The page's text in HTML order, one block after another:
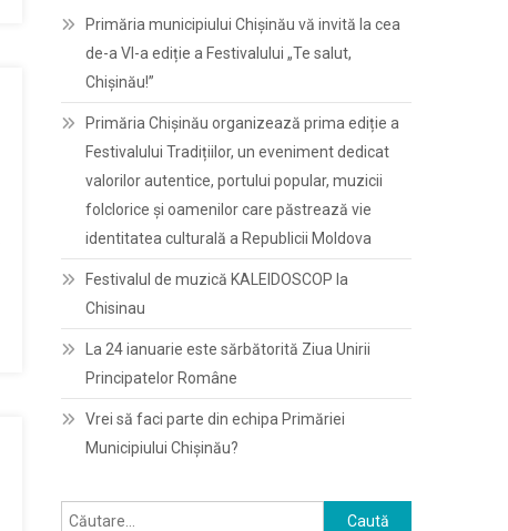
Primăria municipiului Chișinău vă invită la cea
de-a VI-a ediție a Festivalului „Te salut,
Chișinău!”
Primăria Chișinău organizează prima ediție a
Festivalului Tradițiilor, un eveniment dedicat
valorilor autentice, portului popular, muzicii
folclorice și oamenilor care păstrează vie
identitatea culturală a Republicii Moldova
Festivalul de muzică KALEIDOSCOP la
Chisinau
La 24 ianuarie este sărbătorită Ziua Unirii
Principatelor Române
Vrei să faci parte din echipa Primăriei
Municipiului Chișinău?
Caută